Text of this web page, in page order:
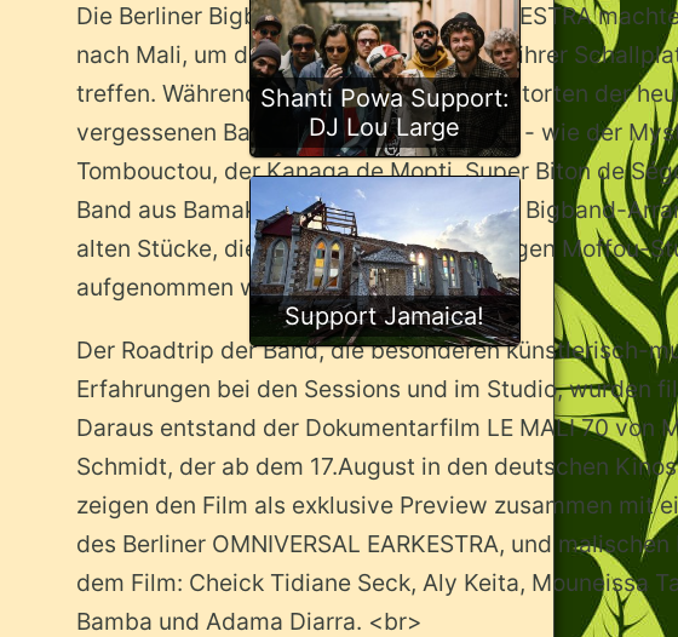
Die Berliner Bigband OMNIVERSAL EARKESTRA
nach Mali, um dort die legendären Stars ihrer
treffen. Während der Reise zu den Heimatorten der
vergessenen Bands aus den 70er Jahren - wie der
Tombouctou, der Kanaga de Mopti, Super Biton de
Band aus Bamako - entstanden moderne Bigband-
alten Stücke, die in Salif Keitas ehrwürdigen Moffou-
aufgenommen wurden.
Der Roadtrip der Band, die besonderen künstlerisch-
Erfahrungen bei den Sessions und im Studio, wurden
Daraus entstand der Dokumentarfilm LE MALI 70 von
Schmidt, der ab dem 17.August in den deutschen
zeigen den Film als exklusive Preview zusammen mit
des Berliner OMNIVERSAL EARKESTRA, und
dem Film: Cheick Tidiane Seck, Aly Keita, Mouneissa
Bamba und Adama Diarra. <br>
Shanti Powa Support:
DJ Lou Large
Support Jamaica!